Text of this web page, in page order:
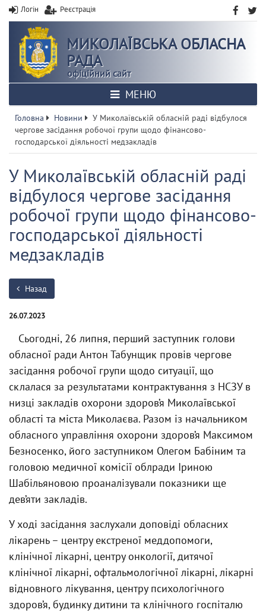
Логін Реєстрація
МИКОЛАЇВСЬКА ОБЛАСНА
РАДА
офіційний сайт
МЕНЮ
Головна Новини
У Миколаївській обласній раді відбулося
чергове засідання робочої групи щодо фінансово-
господарської діяльності медзакладів
У Миколаївській обласній раді
відбулося чергове засідання
робочої групи щодо фінансово-
господарської діяльності
медзакладів
Назад
26.07.2023
Сьогодні, 26 липня, перший заступник голови
обласної ради Антон Табунщик провів чергове
засідання робочої групи щодо ситуації, що
склалася за результатами контрактування з НСЗУ в
низці закладів охорони здоров’я Миколаївської
області та міста Миколаєва. Разом із начальником
обласного управління охорони здоров’я Максимом
Безносенко, його заступником Олегом Бабіним та
головою медичної комісії облради Іриною
Шабільяновою проаналізували показники ще
дев’яти закладів.
У ході засідання заслухали доповіді обласних
лікарень – центру екстреної меддопомоги,
клінічної лікарні, центру онкології, дитячої
клінічної лікарні, офтальмологічної лікарні, лікарні
відновного лікування, центру психологічного
здоров’я, будинку дитини та клінічного госпіталю